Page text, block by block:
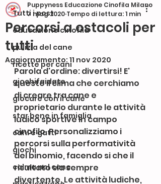
Tutti i post
educazione cinofila
pulizia del cane
ricette per cani
giochifaidate
giocare con il cane
star bene in famiglia
cani e gatti
giochi
calma nel cane
Percorsi a ostacoli per
tutti
Puppyness Educazione Cinofila Milano
7 mag 2020 Tempo di lettura: 1 min
Aggiornamento: 11 nov 2020
Parola d'ordine: divertirsi! E'
questo il clima che cerchiamo
di creare tra cane e
proprietario durante le attività
ludico sportive in campo
cinofilo. Personalizziamo i
percorsi sulla performatività
del binomio, facendo si che il
risultato sia sempre
divertente. Le attività ludiche,